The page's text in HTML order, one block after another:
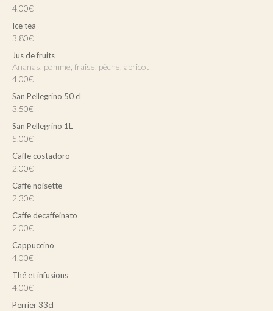
4.00€
Ice tea
3.80€
Jus de fruits
Ananas, pomme, fraise, pêche, abricot
4.00€
San Pellegrino 50 cl
3.50€
San Pellegrino 1L
5.00€
Caffe costadoro
2.00€
Caffe noisette
2.30€
Caffe decaffeinato
2.00€
Cappuccino
4.00€
Thé et infusions
4.00€
Perrier 33cl